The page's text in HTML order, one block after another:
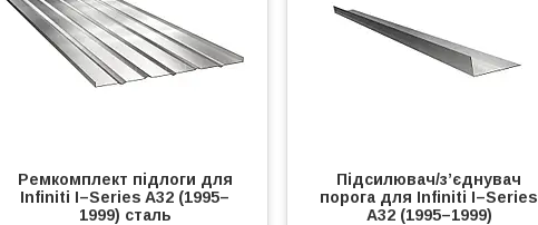
Ремкомплект підлоги для
Infiniti I–Series A32 (1995–
1999) сталь
Підсилювач/зʼєднувач
порога для Infiniti I–Series
A32 (1995–1999)